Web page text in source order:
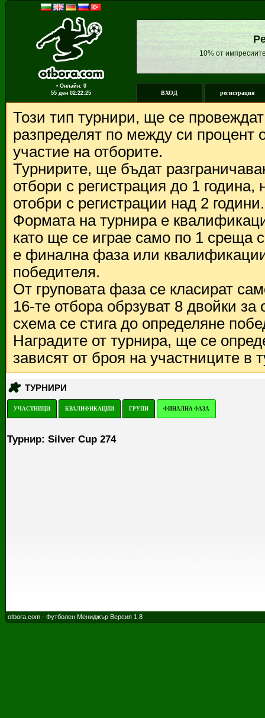
▪ Онлайн: 0
55 ден 02:22:25
10% от
ВХОД регистрация
Този тип турнири, ще се
разпределят по между си процент
участие на отборите.
Турнирите, ще бъдат
отбори с регистрация до 1
отобри с регистрации над 2 години.
Формата на турнира е
като ще се играе само по 1 среща
е финална фаза или
победителя.
От груповата фаза се класират
16-те отбора обрзуват 8 двойки
схема се стига до определяне
Наградите от турнира, ще се
зависят от броя на участниците в
ТУРНИРИ
УЧАСТНИЦИ КВАЛИФИКАЦИИ ГРУПИ ФИНАЛНА ФАЗА
Турнир: Silver Cup 274
otbora.com - Футболен Мениджър Версия 1.8